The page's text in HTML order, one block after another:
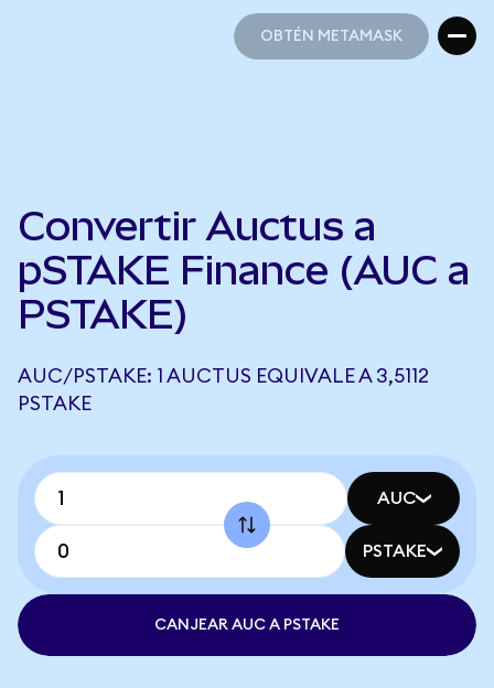
OBTÉN METAMASK
Convertir Auctus a
pSTAKE Finance (AUC a
PSTAKE)
AUC/PSTAKE: 1 AUCTUS EQUIVALE A 3,5112
PSTAKE
AUC
PSTAKE
CANJEAR AUC A PSTAKE